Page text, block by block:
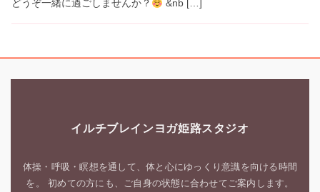
どうぞ一緒に過ごしませんか？
&nb […]
イルチブレインヨガ姫路スタジオ
体操・呼吸・瞑想を通して、体と心にゆっくり意識を向ける時間
を。 初めての方にも、ご自身の状態に合わせてご案内します。